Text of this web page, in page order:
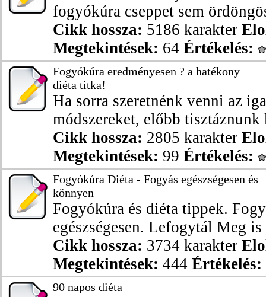
fogyókúra cseppet sem
Cikk hossza: 5186 karakter
Megtekintések: 64 Értékelés:
Fogyókúra eredményesen ? a hatékony
diéta titka!
Ha sorra szeretnénk venni az
módszereket, előbb
Cikk hossza: 2805 karakter
Megtekintések: 99 Értékelés:
Fogyókúra Diéta - Fogyás egészségesen és
könnyen
Fogyókúra és diéta tippek.
egészségesen. Lefogytál Meg
Cikk hossza: 3734 karakter
Megtekintések: 444 Értékelés:
90 napos diéta